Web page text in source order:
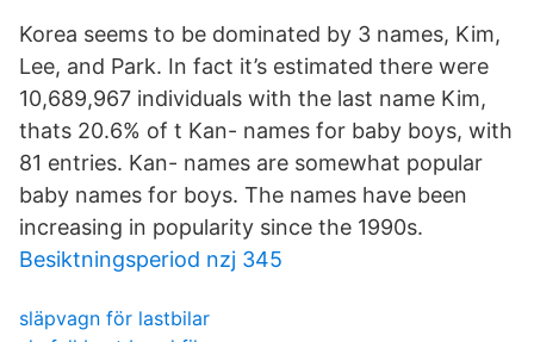
Korea seems to be dominated by 3 names, Kim,
Lee, and Park. In fact it’s estimated there were
10,689,967 individuals with the last name Kim,
thats 20.6% of t Kan- names for baby boys, with
81 entries. Kan- names are somewhat popular
baby names for boys. The names have been
increasing in popularity since the 1990s.
Besiktningsperiod nzj 345
släpvagn för lastbilar